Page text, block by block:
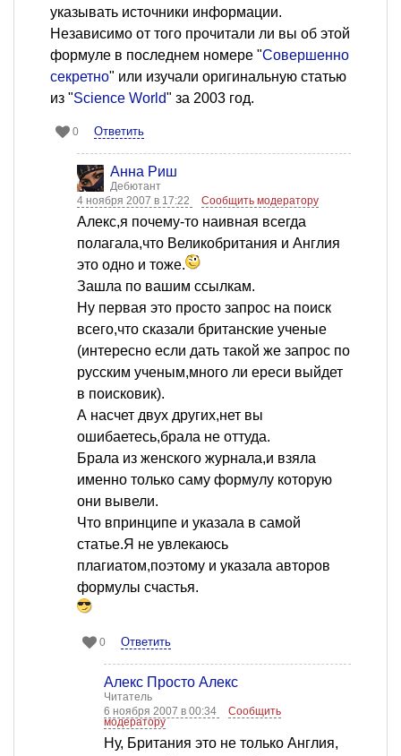
указывать источники информации.
Независимо от того прочитали ли вы об этой
формуле в последнем номере "Совершенно
секретно" или изучали оригинальную статью
из "Science World" за 2003 год.
0 Ответить
Анна Риш
Дебютант
4 ноября 2007 в 17:22
Сообщить модератору
Алекс,я почему-то наивная всегда
полагала,что Великобритания и Англия
это одно и тоже.
Зашла по вашим ссылкам.
Ну первая это просто запрос на поиск
всего,что сказали британские ученые
(интересно если дать такой же запрос по
русским ученым,много ли ереси выйдет
в поисковик).
А насчет двух других,нет вы
ошибаетесь,брала не оттуда.
Брала из женского журнала,и взяла
именно только саму формулу которую
они вывели.
Что впринципе и указала в самой
статье.Я не увлекаюсь
плагиатом,поэтому и указала авторов
формулы счастья.
0 Ответить
Алекс Просто Алекс
Читатель
6 ноября 2007 в 00:34
Сообщить
модератору
Ну, Британия это не только Англия,